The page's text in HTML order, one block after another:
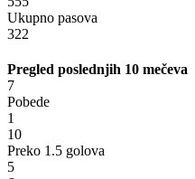
Ukupno pasova
322
Pregled poslednjih 10 mečeva
7
Pobede
1
10
Preko 1.5 golova
5